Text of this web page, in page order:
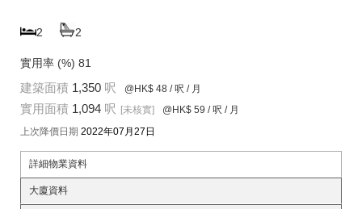
2 2
實用率 (%) 81
建築面積 1,350 呎 @HK$ 48 / 呎 / 月
實用面積 1,094 呎 [未核實] @HK$ 59 / 呎 / 月
上次降價日期 2022年07月27日
詳細物業資料
大廈資料